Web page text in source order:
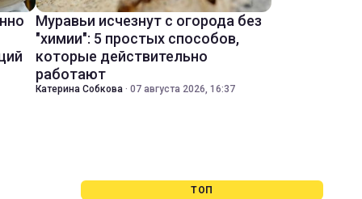
Муравьи исчезнут с огорода без
"химии": 5 простых способов,
которые действительно
работают
Катерина Собкова · 07 августа 2026, 16:37
ТОП